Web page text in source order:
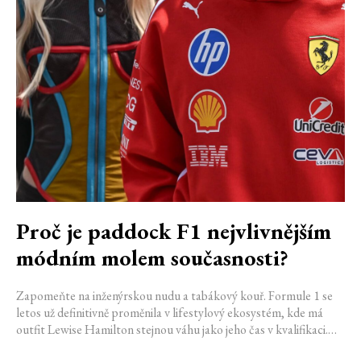
Proč je paddock F1 nejvlivnějším
módním molem současnosti?
Zapomeňte na inženýrskou nudu a tabákový kouř. Formule 1 se
letos už definitivně proměnila v lifestylový ekosystém, kde má
outfit Lewise Hamilton stejnou váhu jako jeho čas v kvalifikaci.